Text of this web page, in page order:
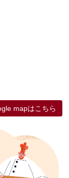
mapはこちら